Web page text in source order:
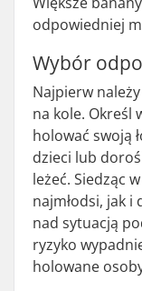
odpowiedniej
Wybór
Najpierw
na kole. Określ
holować swoją
dzieci lub
leżeć. Siedząc
najmłodsi, jak
nad sytuacją
ryzyko
holowane